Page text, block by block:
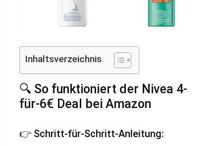
Inhaltsverzeichnis
🔍 So funktioniert der Nivea 4-
für-6€ Deal bei Amazon
👉 Schritt-für-Schritt-Anleitung: